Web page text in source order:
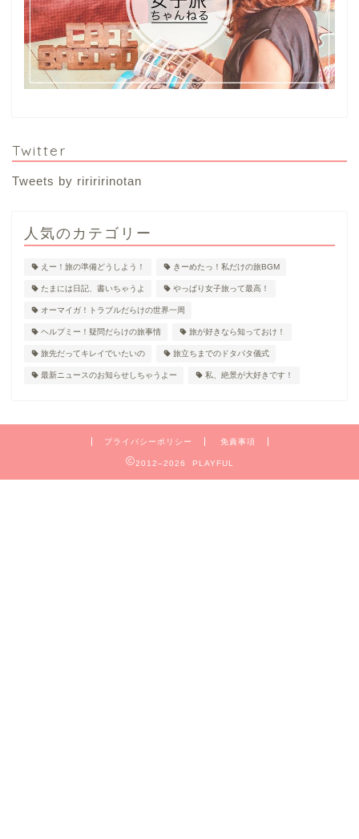
Twitter
Tweets by ririririnotan
人気のカテゴリー
えー！旅の準備どうしよう！ きーめたっ！私だけの旅BGM
たまには日記、書いちゃうよ やっぱり女子旅って最高！
オーマイガ！トラブルだらけの世界一周
ヘルプミー！疑問だらけの旅事情 旅が好きなら知っておけ！
旅先だってキレイでいたいの 旅立ちまでのドタバタ儀式
最新ニュースのお知らせしちゃうよー 私、絶景が大好きです！
プライバシーポリシー 免責事項
2012–2026 PLAYFUL